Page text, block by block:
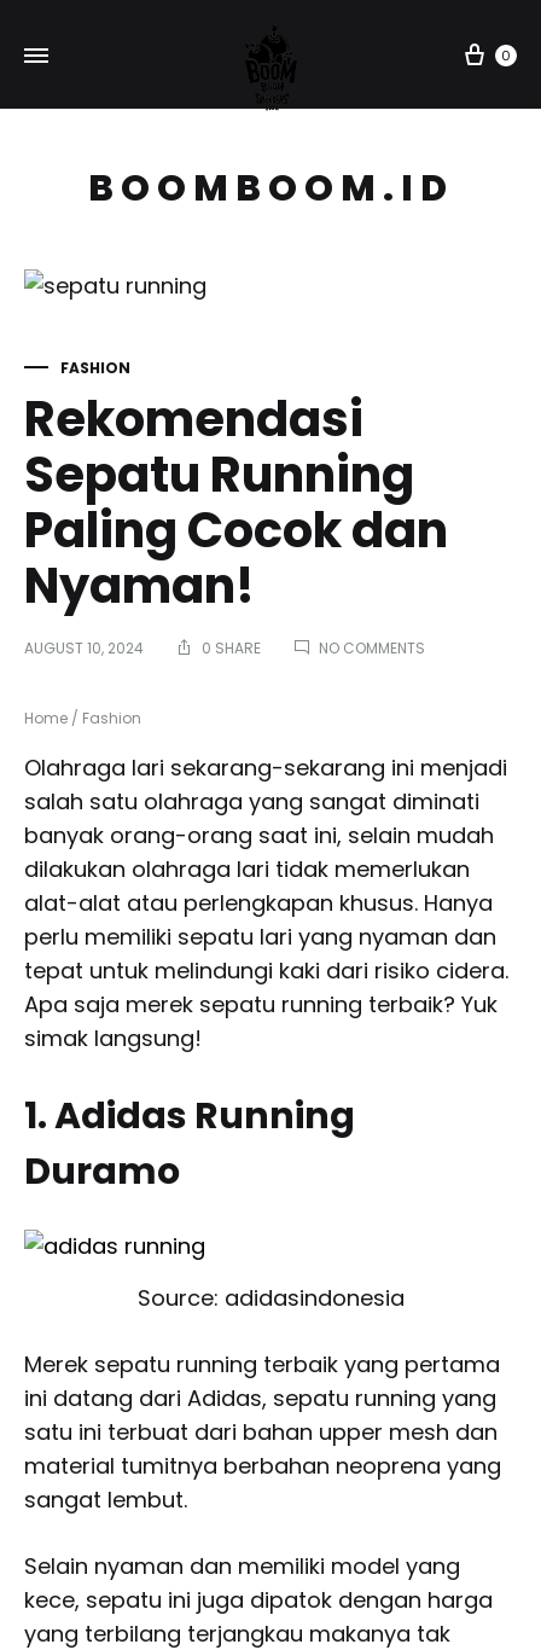
Cart
0
BOOMBOOM.ID
FASHION
Rekomendasi
Sepatu Running
Paling Cocok dan
Nyaman!
AUGUST 10, 2024 0 SHARE NO COMMENTS
COCOK
DAN
NYAMAN!
Home / Fashion
Olahraga lari sekarang-sekarang ini menjadi
salah satu olahraga yang sangat diminati
banyak orang-orang saat ini, selain mudah
dilakukan olahraga lari tidak memerlukan
alat-alat atau perlengkapan khusus. Hanya
perlu memiliki sepatu lari yang nyaman dan
tepat untuk melindungi kaki dari risiko cidera.
Apa saja merek sepatu running terbaik? Yuk
simak langsung!
1. Adidas Running
Duramo
Source: adidasindonesia
Merek sepatu running terbaik yang pertama
ini datang dari Adidas, sepatu running yang
satu ini terbuat dari bahan upper mesh dan
material tumitnya berbahan neoprena yang
sangat lembut.
Selain nyaman dan memiliki model yang
kece, sepatu ini juga dipatok dengan harga
yang terbilang terjangkau makanya tak